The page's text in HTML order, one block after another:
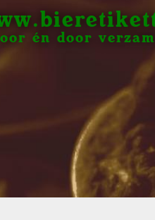
én door